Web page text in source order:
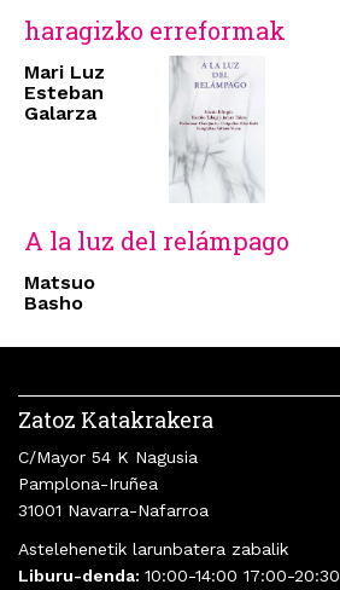
haragizko erreformak
Mari Luz
Esteban
Galarza
A la luz del relámpago
Matsuo
Basho
Zatoz Katakrakera
C/Mayor 54 K Nagusia
Pamplona-Iruñea
31001 Navarra-Nafarroa
Astelehenetik larunbatera zabalik
Liburu-denda: 10:00-14:00 17:00-20:30